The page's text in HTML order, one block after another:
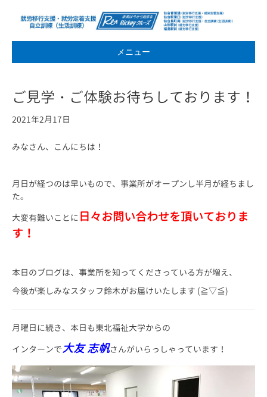
メニュー
ご見学・ご体験お待ちしております！
2021年2月17日
みなさん、こんにちは！
月日が経つのは早いもので、事業所がオープンし半月が経ちまし
た。
大変有難いことに 日々お問い合わせを頂いておりま
す！
本日のブログは、事業所を知ってくださっている方が増え、
今後が楽しみなスタッフ鈴木がお届けいたします (≧▽≦)
月曜日に続き、本日も東北福祉大学からの
インターンで大友 志帆さんがいらっしゃっています！